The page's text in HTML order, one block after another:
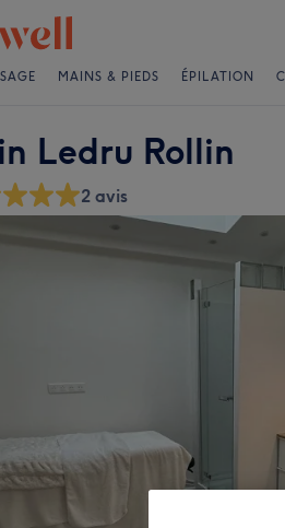
MAINS & PIEDS ÉPILATION
Ledru Rollin
2 avis